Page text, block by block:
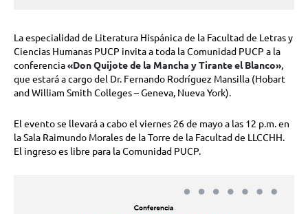
La especialidad de Literatura Hispánica de la Facultad de Letras y
Ciencias Humanas PUCP invita a toda la Comunidad PUCP a la
conferencia«Don Quijote de la Mancha y Tirante el Blanco»,
que estará a cargo del Dr. Fernando Rodríguez Mansilla (Hobart
and William Smith Colleges – Geneva, Nueva York).
El evento se llevará a cabo el viernes 26 de mayo a las 12 p.m. en
la Sala Raimundo Morales de la Torre de la Facultad de LLCCHH.
El ingreso es libre para la Comunidad PUCP.